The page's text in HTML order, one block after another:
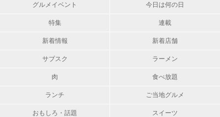
グルメイベント 今日は何の日
特集 連載
新着情報 新着店舗
サブスク ラーメン
肉 食べ放題
ランチ ご当地グルメ
おもしろ・話題 スイーツ